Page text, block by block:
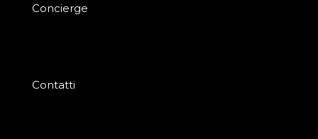
Concierge
Contatti